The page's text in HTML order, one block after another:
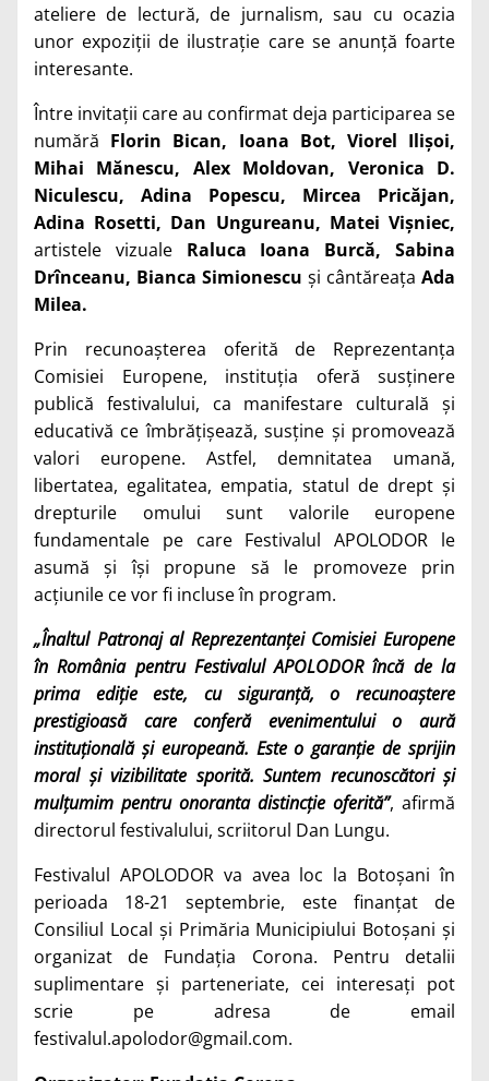
ateliere de lectură, de jurnalism, sau cu ocazia
unor expoziții de ilustrație care se anunță foarte
interesante.
Între invitații care au confirmat deja participarea se
numără Florin Bican, Ioana Bot, Viorel Ilișoi,
Mihai Mănescu, Alex Moldovan, Veronica D.
Niculescu, Adina Popescu, Mircea Pricăjan,
Adina Rosetti, Dan Ungureanu, Matei Vișniec,
artistele vizualeRaluca Ioana Burcă, Sabina
Drînceanu, Bianca Simionescu și cântăreața Ada
Milea.
Prin recunoașterea oferită de Reprezentanța
Comisiei Europene, instituția oferă susținere
publică festivalului, ca manifestare culturală și
educativă ce îmbrățișează, susține și promovează
valori europene. Astfel, demnitatea umană,
libertatea, egalitatea, empatia, statul de drept și
drepturile omului
sunt valorile europene
fundamentale pe care Festivalul
APOLODOR le
asumă și își propune să le promoveze prin
acțiunile ce vor fi incluse în program.
„Înaltul Patronaj al Reprezentanței Comisiei Europene
în România pentru Festivalul APOLODOR încă de la
prima ediție este, cu siguranță, o recunoaștere
prestigioasă care conferă evenimentului o aură
instituțională și europeană. Este o garanție de sprijin
moral și vizibilitate sporită. Suntem recunoscători și
mulțumim pentru onoranta distincție oferită”, afirmă
directorul festivalului, scriitorul Dan Lungu.
Festivalul APOLODOR va avea loc la Botoșani în
perioada 18-21 septembrie, este finanțat de
Consiliul Local și Primăria Municipiului Botoșani și
organizat de Fundația Corona. Pentru detalii
suplimentare și parteneriate, cei interesați pot
scrie pe adresa de email
festivalul.apolodor@gmail.com.